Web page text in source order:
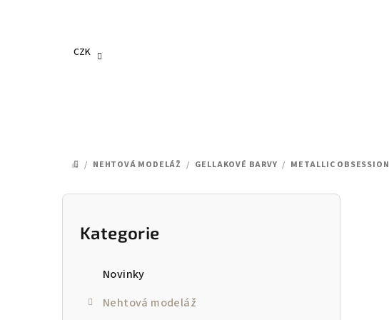
CZK
DOMŮ
/ NEHTOVÁ MODELÁŽ / GELLAKOVÉ BARVY / METALLIC OBSESSION
P
Přeskočit
kategorie
Kategorie
Novinky
Nehtová modeláž